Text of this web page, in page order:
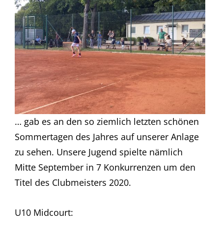
… gab es an den so ziemlich letzten schönen
Sommertagen des Jahres auf unserer Anlage
zu sehen. Unsere Jugend spielte nämlich
Mitte September in 7 Konkurrenzen um den
Titel des Clubmeisters 2020.
U10 Midcourt: